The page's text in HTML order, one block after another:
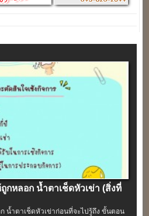
ถูกหลอก น้ำตาเช็ดหัวเข่า (สิ่งที่
ก น้ำตาเช็ดหัวเข่าก่อนที่จะไปรู้ถึง ขั้นตอน